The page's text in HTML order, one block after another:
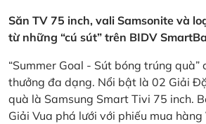
Săn TV 75 inch, vali Samsonite và
từ những “cú sút” trên BIDV
“Summer Goal - Sút bóng trúng quà”
thưởng đa dạng. Nổi bật là 02 Giải
quà là Samsung Smart Tivi 75 inch.
Giải Vua phá lưới với phiếu mua